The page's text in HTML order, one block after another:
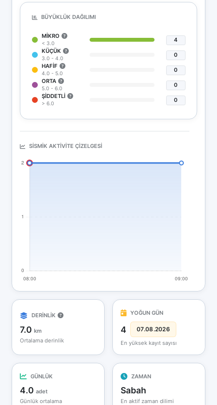
BÜYÜKLÜK DAĞILIMI
MIKRO
< 3.0
4
KÜÇÜK
3.0 - 4.0
0
HAFIF
4.0 - 5.0
0
ORTA
5.0 - 6.0
0
ŞIDDETLI
> 6.0
0
SISMIK AKTIVITE ÇIZELGESI
DERİNLİK
7.0 km
Ortalama derinlik
YOĞUN GÜN
4 07.08.2026
En yüksek kayıt sayısı
GÜNLÜK
4.0 adet
Günlük ortalama
ZAMAN
Sabah
En aktif zaman dilimi